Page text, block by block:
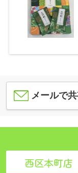
メールで
西区本町店